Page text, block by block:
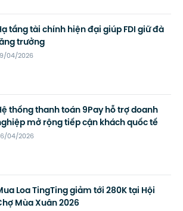
tầng tài chính hiện đại giúp FDI giữ đà
trưởng
04/2026
thống thanh toán 9Pay hỗ trợ doanh
mở rộng tiếp cận khách quốc tế
04/2026
Loa TingTing giảm tới 280K tại Hội
Mùa Xuân 2026